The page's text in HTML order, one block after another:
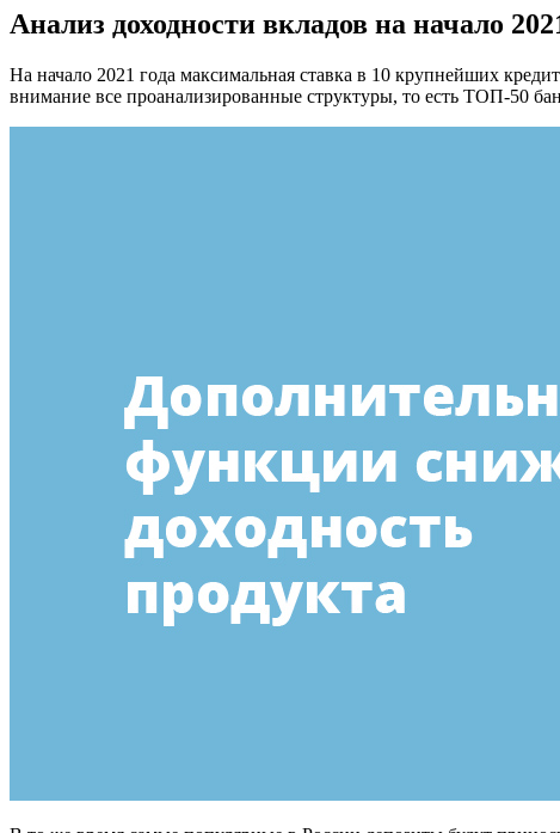
Анализ доходности вкладов на начало
На начало 2021 года максимальная ставка в 10 крупнейших
внимание все проанализированные структуры, то есть ТОП-50